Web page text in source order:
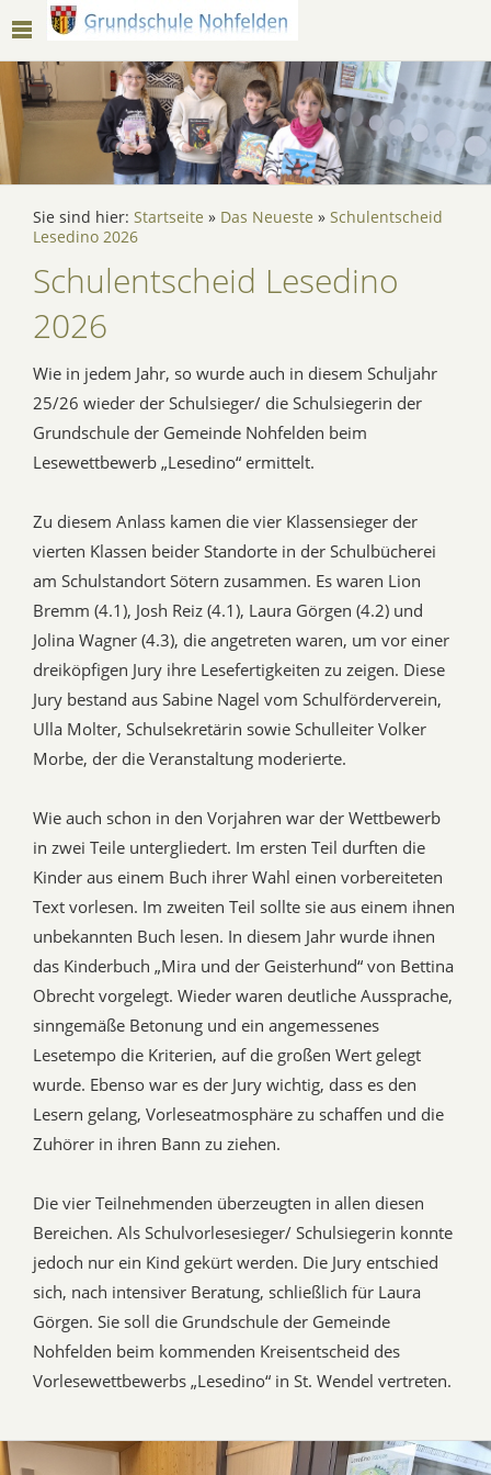
Sie sind hier: Startseite » Das Neueste » Schulentscheid
Lesedino 2026
Schulentscheid Lesedino
2026
Wie in jedem Jahr, so wurde auch in diesem Schuljahr
25/26 wieder der Schulsieger/ die Schulsiegerin der
Grundschule der Gemeinde Nohfelden beim
Lesewettbewerb „Lesedino“ ermittelt.
Zu diesem Anlass kamen die vier Klassensieger der
vierten Klassen beider Standorte in der Schulbücherei
am Schulstandort Sötern zusammen. Es waren Lion
Bremm (4.1), Josh Reiz (4.1), Laura Görgen (4.2) und
Jolina Wagner (4.3), die angetreten waren, um vor einer
dreiköpfigen Jury ihre Lesefertigkeiten zu zeigen. Diese
Jury bestand aus Sabine Nagel vom Schulförderverein,
Ulla Molter, Schulsekretärin sowie Schulleiter Volker
Morbe, der die Veranstaltung moderierte.
Wie auch schon in den Vorjahren war der Wettbewerb
in zwei Teile untergliedert. Im ersten Teil durften die
Kinder aus einem Buch ihrer Wahl einen vorbereiteten
Text vorlesen. Im zweiten Teil sollte sie aus einem ihnen
unbekannten Buch lesen. In diesem Jahr wurde ihnen
das Kinderbuch „Mira und der Geisterhund“ von Bettina
Obrecht vorgelegt. Wieder waren deutliche Aussprache,
sinngemäße Betonung und ein angemessenes
Lesetempo die Kriterien, auf die großen Wert gelegt
wurde. Ebenso war es der Jury wichtig, dass es den
Lesern gelang, Vorleseatmosphäre zu schaffen und die
Zuhörer in ihren Bann zu ziehen.
Die vier Teilnehmenden überzeugten in allen diesen
Bereichen. Als Schulvorlesesieger/ Schulsiegerin konnte
jedoch nur ein Kind gekürt werden. Die Jury entschied
sich, nach intensiver Beratung, schließlich für Laura
Görgen. Sie soll die Grundschule der Gemeinde
Nohfelden beim kommenden Kreisentscheid des
Vorlesewettbewerbs „Lesedino“ in St. Wendel vertreten.